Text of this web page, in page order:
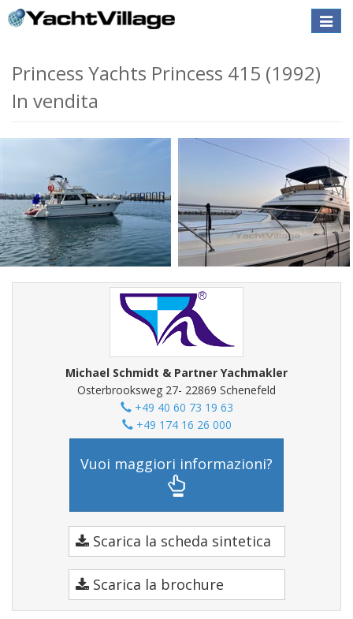
Toggle
Princess Yachts Princess 415 (1992)
In vendita
Michael Schmidt & Partner Yachmakler
Osterbrooksweg 27- 22869 Schenefeld
+49 40 60 73 19 63
+49 174 16 26 000
Vuoi maggiori informazioni?
Scarica la scheda sintetica
Scarica la brochure